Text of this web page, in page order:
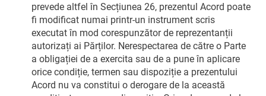
prevede altfel în Secțiunea 26, prezentul Acord poate
fi modificat numai printr-un instrument scris
executat în mod corespunzător de reprezentanții
autorizați ai Părților. Nerespectarea de către o Parte
a obligației de a exercita sau de a pune în aplicare
orice condiție, termen sau dispoziție a prezentului
Acord nu va constitui o derogare de la această